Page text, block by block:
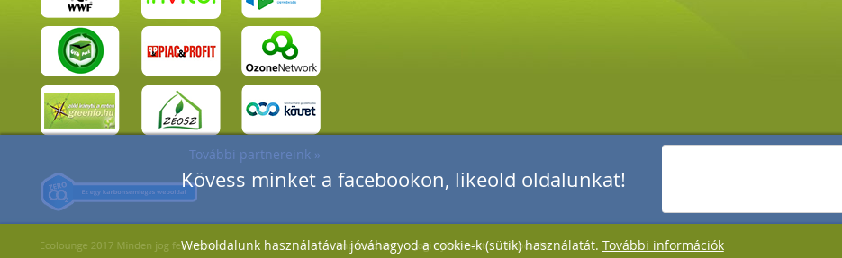
Kövess minket a facebookon, likeold oldalunkat!
Weboldalunk használatával jóváhagyod a cookie-k (sütik) használatát. További információk
További partnereink »